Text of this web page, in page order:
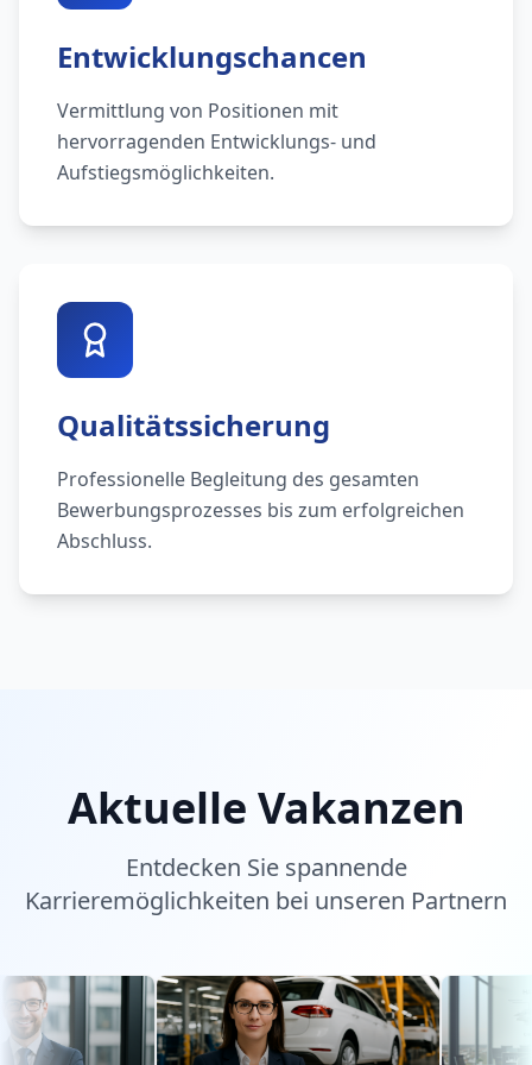
Entwicklungschancen
Vermittlung von Positionen mit
hervorragenden Entwicklungs- und
Aufstiegsmöglichkeiten.
Qualitätssicherung
Professionelle Begleitung des gesamten
Bewerbungsprozesses bis zum erfolgreichen
Abschluss.
Aktuelle Vakanzen
Entdecken Sie spannende
Karrieremöglichkeiten bei unseren Partnern